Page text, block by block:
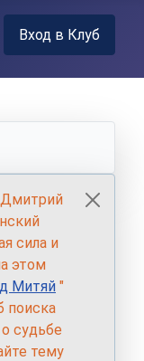
Вход в Клуб
Дмитрий
сила и
этом
Митяй "
поиска
судьбе
тему